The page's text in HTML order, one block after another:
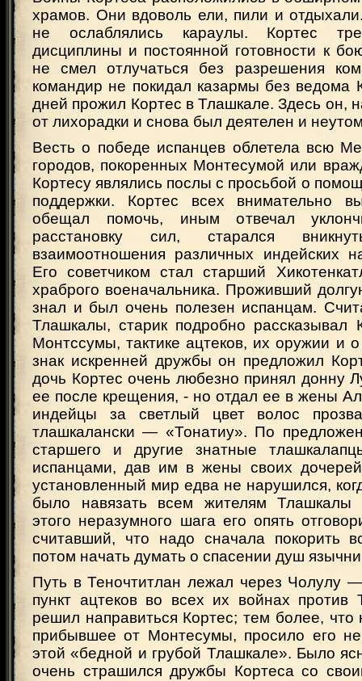
храмов. Они вдоволь ели, пили и
не ослаблялись караулы. Кортес
дисциплины и постоянной готовности к
не смел отлучаться без разрешения
командир не покидал казармы без ведома
дней прожил Кортес в Тлашкале. Здесь он,
от лихорадки и снова был деятелен и
Весть о победе испанцев облетела всю
городов, покоренных Монтесумой или
Кортесу являлись послы с просьбой о
поддержки. Кортес всех внимательно
обещал помочь, иным отвечал
расстановку сил, старался
взаимоотношения различных индейских
Его советчиком стал старший
храброго военачальника. Проживший
знал и был очень полезен испанцам.
Тлашкалы, старик подробно рассказывал
Монтссумы, тактике ацтеков, их оружии и
знак искренней дружбы он предложил
дочь Кортес очень любезно принял донну
ее после крещения, - но отдал ее в жены
индейцы за светлый цвет волос
тлашкалански — «Тонатиу». По
старшего и другие знатные
испанцами, дав им в жены своих
установленный мир едва не нарушился,
было навязать всем жителям Тлашкалы
этого неразумного шага его опять
считавший, что надо сначала покорить
потом начать думать о спасении душ
Путь в Теночтитлан лежал через Чолулу
пункт ацтеков во всех их войнах
решил направиться Кортес; тем более, что
прибывшее от Монтесумы, просило его
этой «бедной и грубой Тлашкале». Было
очень страшился дружбы Кортеса со